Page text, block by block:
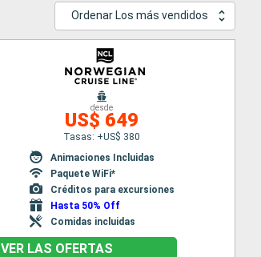
Ordenar Los más vendidos
desde
US$ 649
Tasas: +US$ 380
Animaciones Incluidas
Paquete WiFi*
Créditos para excursiones
Hasta 50% Off
Comidas incluidas
VER LAS OFERTAS